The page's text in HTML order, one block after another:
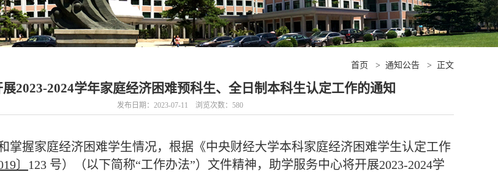
首页 > 通知公告 > 正文
2023-2024学年家庭经济困难预科生、全日制本科生认定工作的通知
发布日期：2023-07-11 浏览次数： 580
握家庭经济困难学生情况，根据《中央财经大学本科家庭经济困难学生认定工作
〕 123 号）（以下简称“工作办法”）文件精神，助学服务中心将开展2023-2024学